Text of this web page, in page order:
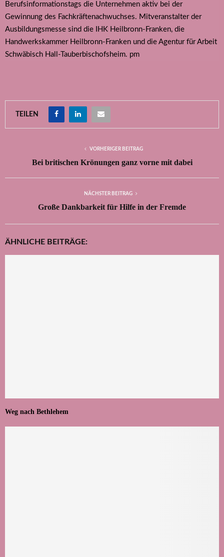
Berufsinformationstags die Unternehmen aktiv bei der
Gewinnung des Fachkräftenachwuchses. Mitveranstalter der
Ausbildungsmesse sind die IHK Heilbronn-Franken, die
Handwerkskammer Heilbronn-Franken und die Agentur für Arbeit
Schwäbisch Hall-Tauberbischofsheim. pm
TEILEN
VORHERIGER BEITRAG
Bei britischen Krönungen ganz vorne mit dabei
NÄCHSTER BEITRAG
Große Dankbarkeit für Hilfe in der Fremde
ÄHNLICHE BEITRÄGE:
Weg nach Bethlehem